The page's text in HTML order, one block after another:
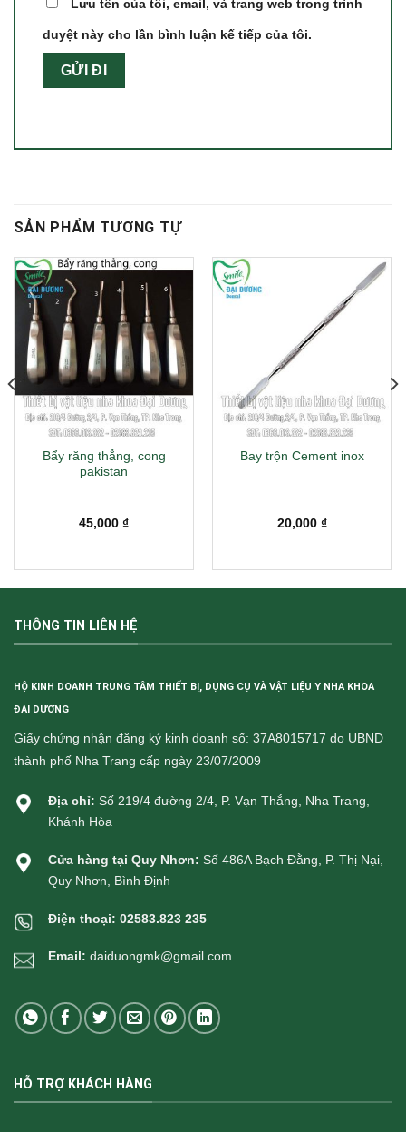
Lưu tên của tôi, email, và trang web trong trình
duyệt này cho lần bình luận kế tiếp của tôi.
SẢN PHẨM TƯƠNG TỰ
Bẩy răng thẳng, cong
pakistan
45,000 ₫
Bay trộn Cement inox
20,000 ₫
THÔNG TIN LIÊN HỆ
HỘ KINH DOANH TRUNG TÂM THIẾT BỊ, DỤNG CỤ VÀ VẬT LIỆU Y NHA KHOA
ĐẠI DƯƠNG
Giấy chứng nhận đăng ký kinh doanh số: 37A8015717 do UBND
thành phố Nha Trang cấp ngày 23/07/2009
Địa chỉ: Số 219/4 đường 2/4, P. Vạn Thắng, Nha Trang,
Khánh Hòa
Cửa hàng tại Quy Nhơn: Số 486A Bạch Đằng, P. Thị Nại,
Quy Nhơn, Bình Định
Điện thoại: 02583.823 235
Email: daiduongmk@gmail.com
HỖ TRỢ KHÁCH HÀNG